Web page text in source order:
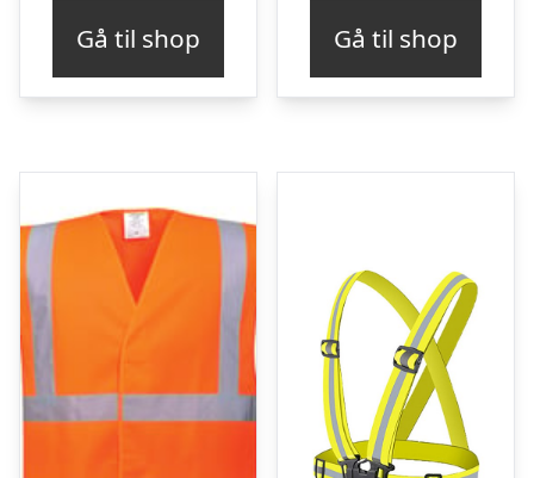
Gå til shop Gå til shop